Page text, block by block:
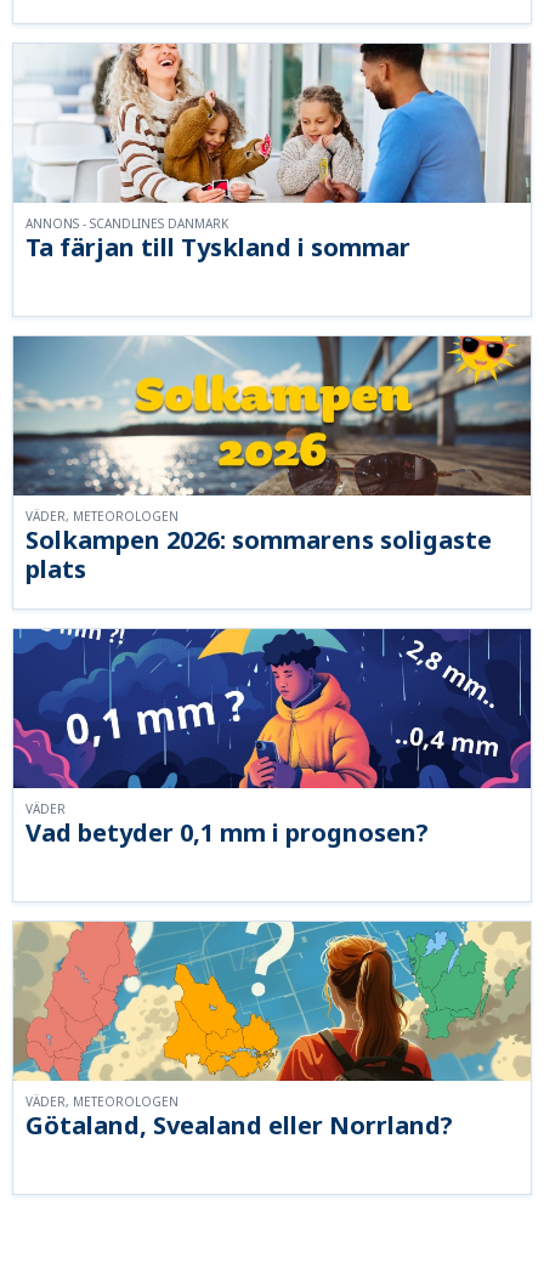
Ta färjan till Tyskland i sommar
ANNONS - SCANDLINES DANMARK
Solkampen 2026: sommarens soligaste
plats
VÄDER, METEOROLOGEN
Vad betyder 0,1 mm i prognosen?
VÄDER
Götaland, Svealand eller Norrland?
VÄDER, METEOROLOGEN